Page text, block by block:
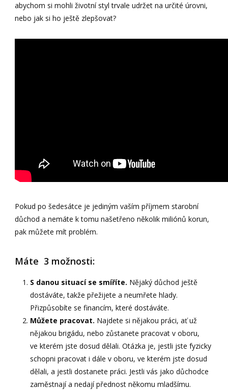
abychom si mohli životní styl trvale udržet na určité úrovni,
nebo jak si ho ještě zlepšovat?
Pokud po šedesátce je jediným vaším příjmem starobní
důchod a nemáte k tomu našetřeno několik miliónů korun,
pak můžete mít problém.
Máte 3 možnosti:
S danou situací se smíříte. Nějaký důchod ještě
dostáváte, takže přežijete a neumřete hlady.
Přizpůsobíte se financím, které dostáváte.
Můžete pracovat. Najdete si nějakou práci, ať už
nějakou brigádu, nebo zůstanete pracovat v oboru,
ve kterém jste dosud dělali. Otázka je, jestli jste fyzicky
schopni pracovat i dále v oboru, ve kterém jste dosud
dělali, a jestli dostanete práci. Jestli vás jako důchodce
zaměstnají a nedají přednost někomu mladšímu.